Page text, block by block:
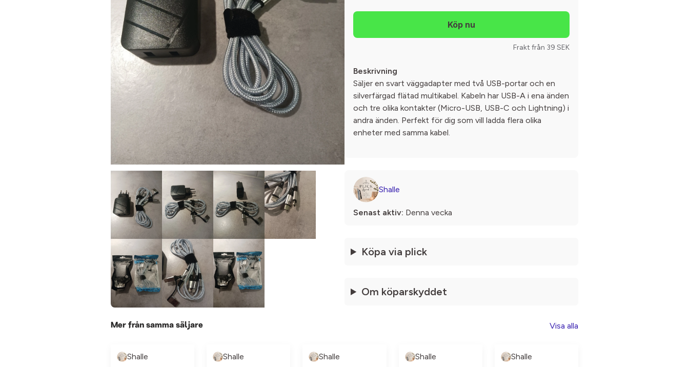
Frakt från 39 SEK
Beskrivning
Säljer en svart väggadapter med två USB-portar och en
silverfärgad flätad multikabel. Kabeln har USB-A i ena änden
och tre olika kontakter (Micro-USB, USB-C och Lightning) i
andra änden. Perfekt för dig som vill ladda flera olika
enheter med samma kabel.
Shalle
Senast aktiv: Denna vecka
Köpa via plick
Om köparskyddet
Mer från samma säljare Visa alla
Shalle Shalle Shalle Shalle Shalle